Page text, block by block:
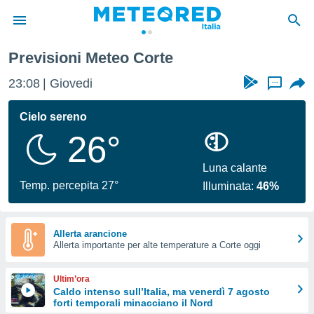
di
per
le
di
Web
le
Previsioni Meteo Corte
23:08 Giovedi ...
Cielo sereno
26°
Temp. percepita 27°
Luna calante
Illuminata:46%
Allerta arancione
Allerta importante per alte temperature a Corte oggi
Ultim’ora
Caldo intenso sull’Italia, ma venerdì 7 agosto
forti temporali minacciano il Nord